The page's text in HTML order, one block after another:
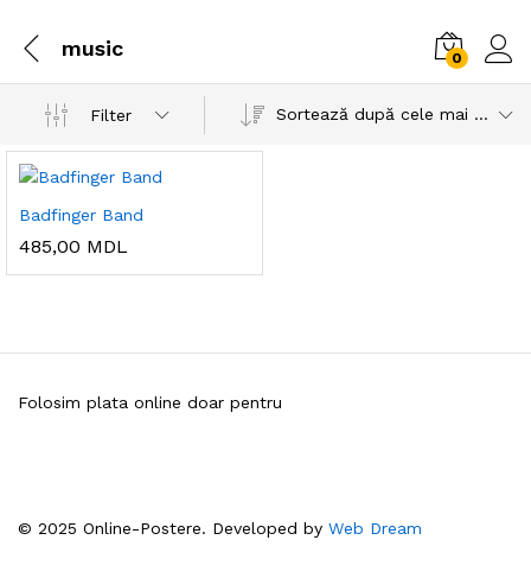
music 0
Filter Sortează după cele mai recente
Badfinger Band
485,00 MDL
© 2025 Online-Postere. Developed by Web Dream
Folosim plata online doar pentru